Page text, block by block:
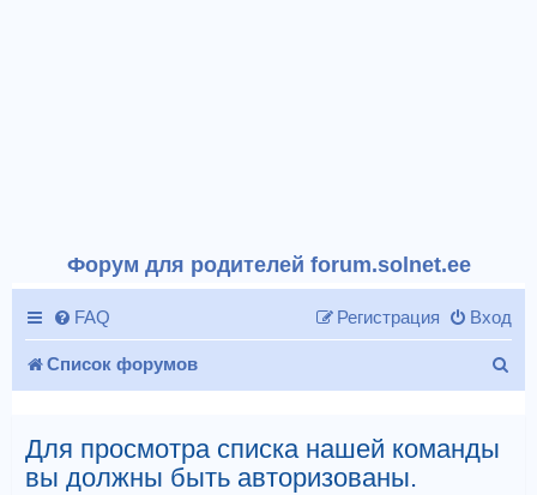
Форум для родителей forum.solnet.ee
FAQ Вход
Регистрация
Список форумов
Для просмотра списка нашей команды
вы должны быть авторизованы.